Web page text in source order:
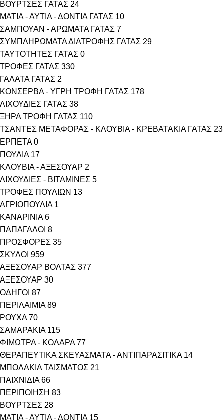
ΒΟΥΡΤΣΕΣ ΓΑΤΑΣ 24
ΜΑΤΙΑ - ΑΥΤΙΑ - ΔΟΝΤΙΑ ΓΑΤΑΣ 10
ΣΑΜΠΟΥΑΝ - ΑΡΩΜΑΤΑ ΓΑΤΑΣ 7
ΣΥΜΠΛΗΡΩΜΑΤΑ ΔΙΑΤΡΟΦΗΣ ΓΑΤΑΣ 29
ΤΑΥΤΟΤΗΤΕΣ ΓΑΤΑΣ 0
ΤΡΟΦΕΣ ΓΑΤΑΣ 330
ΓΑΛΑΤΑ ΓΑΤΑΣ 2
ΚΟΝΣΕΡΒΑ - ΥΓΡΗ ΤΡΟΦΗ ΓΑΤΑΣ 178
ΛΙΧΟΥΔΙΕΣ ΓΑΤΑΣ 38
ΞΗΡΑ ΤΡΟΦΗ ΓΑΤΑΣ 110
ΤΣΑΝΤΕΣ ΜΕΤΑΦΟΡΑΣ - ΚΛΟΥΒΙΑ - ΚΡΕΒΑΤΑΚΙΑ ΓΑΤΑΣ 23
ΕΡΠΕΤΑ 0
ΠΟΥΛΙΑ 17
ΚΛΟΥΒΙΑ - ΑΞΕΣΟΥΑΡ 2
ΛΙΧΟΥΔΙΕΣ - ΒΙΤΑΜΙΝΕΣ 5
ΤΡΟΦΕΣ ΠΟΥΛΙΩΝ 13
ΑΓΡΙΟΠΟΥΛΙΑ 1
ΚΑΝΑΡΙΝΙΑ 6
ΠΑΠΑΓΑΛΟΙ 8
ΠΡΟΣΦΟΡΕΣ 35
ΣΚΥΛΟΙ 959
ΑΞΕΣΟΥΑΡ ΒΟΛΤΑΣ 377
ΑΞΕΣΟΥΑΡ 30
ΟΔΗΓΟΙ 87
ΠΕΡΙΛΑΙΜΙΑ 89
ΡΟΥΧΑ 70
ΣΑΜΑΡΑΚΙΑ 115
ΦΙΜΩΤΡΑ - ΚΟΛΑΡΑ 77
ΘΕΡΑΠΕΥΤΙΚΑ ΣΚΕΥΑΣΜΑΤΑ - ΑΝΤΙΠΑΡΑΣΙΤΙΚΑ 14
ΜΠΟΛΑΚΙΑ ΤΑΙΣΜΑΤΟΣ 21
ΠΑΙΧΝΙΔΙΑ 66
ΠΕΡΙΠΟΙΗΣΗ 83
ΒΟΥΡΤΣΕΣ 28
ΜΑΤΙΑ - ΑΥΤΙΑ - ΔΟΝΤΙΑ 15